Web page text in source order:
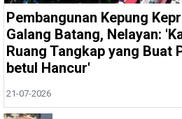
Pembangunan Kepung
Galang Batang, Nelayan:
Ruang Tangkap yang Buat
betul Hancur'
21-07-2026